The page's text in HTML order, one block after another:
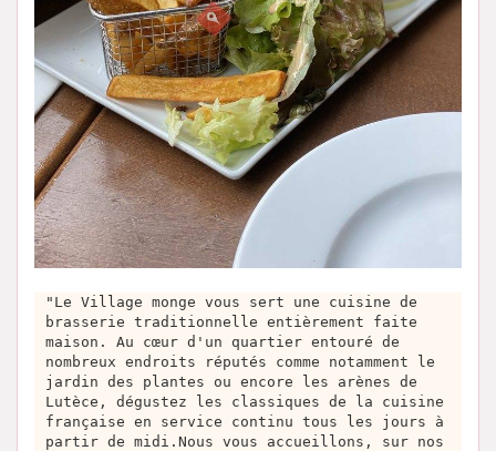
"Le Village monge vous sert une cuisine de
brasserie traditionnelle entièrement faite
maison. Au cœur d'un quartier entouré de
nombreux endroits réputés comme notamment le
jardin des plantes ou encore les arènes de
Lutèce, dégustez les classiques de la cuisine
française en service continu tous les jours à
partir de midi.Nous vous accueillons, sur nos